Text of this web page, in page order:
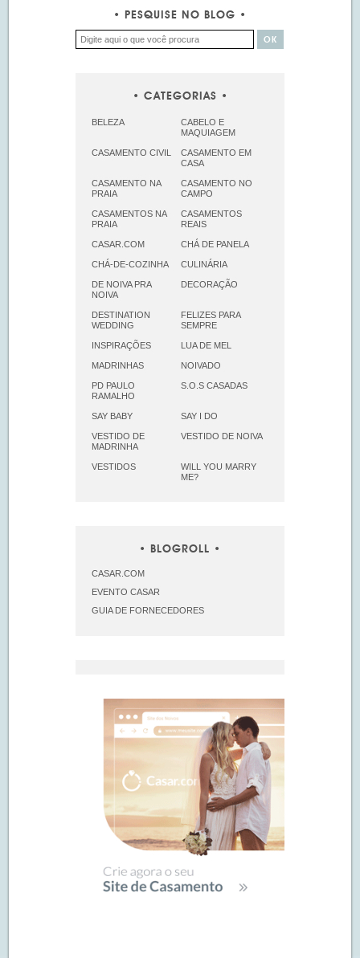
PESQUISE NO BLOG
CATEGORIAS
BELEZA
CABELO E
MAQUIAGEM
CASAMENTO CIVIL
CASAMENTO EM
CASA
CASAMENTO NA
PRAIA
CASAMENTO NO
CAMPO
CASAMENTOS NA
PRAIA
CASAMENTOS
REAIS
CASAR.COM CHÁ DE PANELA
CHÁ-DE-COZINHA CULINÁRIA
DE NOIVA PRA
NOIVA
DECORAÇÃO
DESTINATION
WEDDING
FELIZES PARA
SEMPRE
INSPIRAÇÕES LUA DE MEL
MADRINHAS NOIVADO
PD PAULO
RAMALHO
S.O.S CASADAS
SAY BABY SAY I DO
VESTIDO DE
MADRINHA
VESTIDO DE NOIVA
VESTIDOS
WILL YOU MARRY
ME?
BLOGROLL
CASAR.COM
EVENTO CASAR
GUIA DE FORNECEDORES